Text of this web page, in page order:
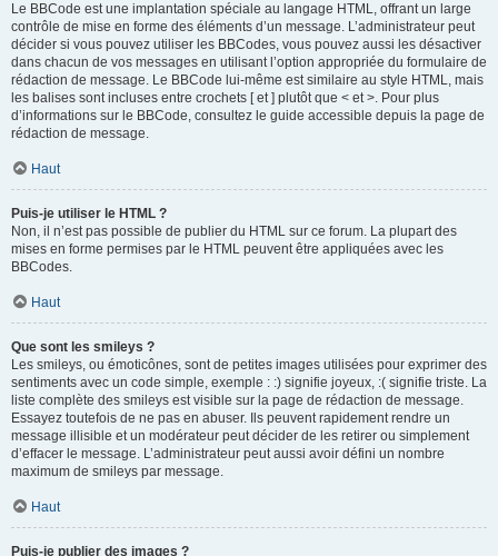
Le BBCode est une implantation spéciale au langage HTML, offrant un large
contrôle de mise en forme des éléments d’un message. L’administrateur peut
décider si vous pouvez utiliser les BBCodes, vous pouvez aussi les désactiver
dans chacun de vos messages en utilisant l’option appropriée du formulaire de
rédaction de message. Le BBCode lui-même est similaire au style HTML, mais
les balises sont incluses entre crochets [ et ] plutôt que < et >. Pour plus
d’informations sur le BBCode, consultez le guide accessible depuis la page de
rédaction de message.
Haut
Puis-je utiliser le HTML ?
Non, il n’est pas possible de publier du HTML sur ce forum. La plupart des
mises en forme permises par le HTML peuvent être appliquées avec les
BBCodes.
Haut
Que sont les smileys ?
Les smileys, ou émoticônes, sont de petites images utilisées pour exprimer des
sentiments avec un code simple, exemple : :) signifie joyeux, :( signifie triste. La
liste complète des smileys est visible sur la page de rédaction de message.
Essayez toutefois de ne pas en abuser. Ils peuvent rapidement rendre un
message illisible et un modérateur peut décider de les retirer ou simplement
d’effacer le message. L’administrateur peut aussi avoir défini un nombre
maximum de smileys par message.
Haut
Puis-je publier des images ?